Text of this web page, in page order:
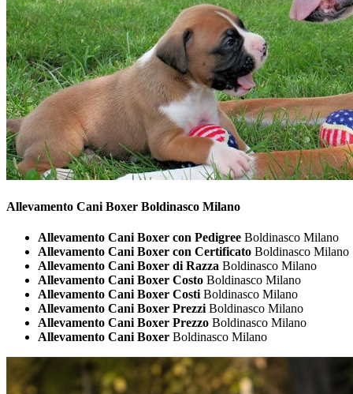
Allevamento Cani Boxer Boldinasco Milano
Allevamento Cani Boxer con Pedigree Boldinasco Milano
Allevamento Cani Boxer con Certificato Boldinasco Milano
Allevamento Cani Boxer di Razza Boldinasco Milano
Allevamento Cani Boxer Costo Boldinasco Milano
Allevamento Cani Boxer Costi Boldinasco Milano
Allevamento Cani Boxer Prezzi Boldinasco Milano
Allevamento Cani Boxer Prezzo Boldinasco Milano
Allevamento Cani Boxer Boldinasco Milano